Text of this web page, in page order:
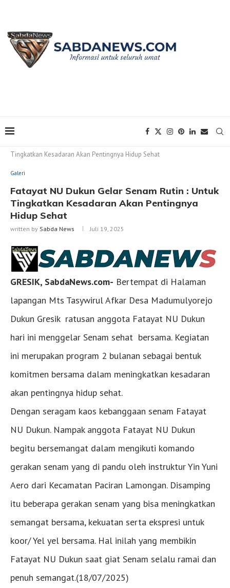
Tingkatkan Kesadaran Akan Pentingnya Hidup Sehat
Galeri
Fatayat NU Dukun Gelar Senam Rutin : Untuk
Tingkatkan Kesadaran Akan Pentingnya
Hidup Sehat
written by Sabda News Juli 19, 2025
GRESIK, SabdaNews.com- Bertempat di Halaman
lapangan Mts Tasywirul Afkar Desa Madumulyorejo
Dukun Gresik ratusan anggota Fatayat NU Dukun
hari ini menggelar Senam sehat bersama. Kegiatan
ini merupakan program 2 bulanan sebagai bentuk
komitmen bersama dalam meningkatkan kesadaran
akan pentingnya hidup sehat.
Dengan seragam kaos kebanggaan senam Fatayat
NU Dukun. Nampak anggota Fatayat NU Dukun
begitu bersemangat dalam mengikuti komando
gerakan senam yang di pandu oleh instruktur Yin Yuni
Aero dari Kecamatan Paciran Lamongan. Disamping
itu beberapa gerakan senam yang bisa meningkatkan
semangat bersama, kekuatan serta ekspresi untuk
koor/ Yel yel bersama. Hal inilah yang membikin
Fatayat NU Dukun saat giat Senam selalu ramai dan
penuh semangat.(18/07/2025)